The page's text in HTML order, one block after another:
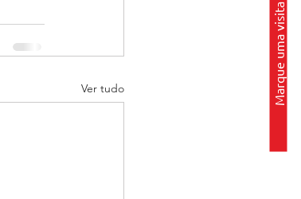
Marque uma visita
Ver tudo